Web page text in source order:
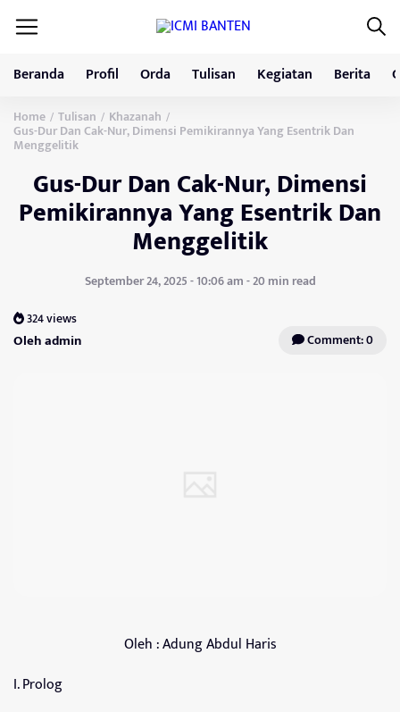
Beranda Profil Orda Tulisan Kegiatan Berita
Home / Tulisan / Khazanah /
Gus-Dur Dan Cak-Nur, Dimensi Pemikirannya Yang Esentrik Dan
Menggelitik
Gus-Dur Dan Cak-Nur, Dimensi
Pemikirannya Yang Esentrik Dan
Menggelitik
September 24, 2025 - 10:06 am - 20 min read
324 views
Oleh admin Comment: 0
Oleh : Adung Abdul Haris
I. Prolog